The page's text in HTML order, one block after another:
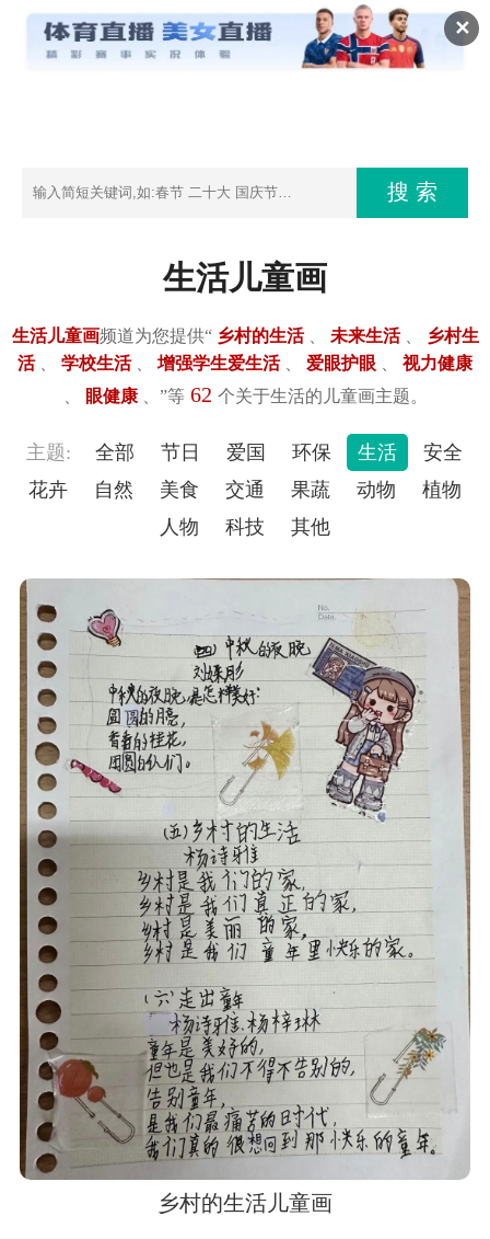
✕
生活儿童画
生活儿童画频道为您提供“乡村的生活 未来生活
乡村生
活
学校生活 增强学生爱生活 爱眼护眼
视力健康
眼健康 、”等 62 个关于生活的儿童画主题。
主题: 全部 节日 爱国 环保 生活
安全
花卉
自然 美食 交通 果蔬 动物
植物
人物
科技 其他
乡村的生活儿童画